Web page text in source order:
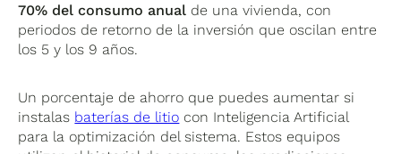
70% del consumo anual de una vivienda, con
periodos de retorno de la inversión que oscilan entre
los 5 y los 9 años.
Un porcentaje de ahorro que puedes aumentar si
instalas baterías de litio con Inteligencia Artificial
para la optimización del sistema. Estos equipos